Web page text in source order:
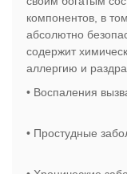
компонентов, в
абсолютно
содержит
аллергию и
• Воспаления
• Простудные